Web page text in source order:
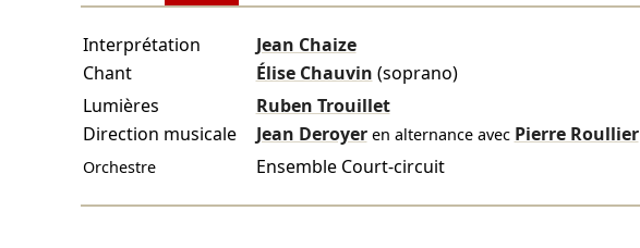
Interprétation
Jean Chaize
Chant
Élise Chauvin (soprano)
Lumières
Ruben Trouillet
Direction musicale
Jean Deroyer en alternance avec Pierre Roullier
Orchestre Ensemble Court-circuit